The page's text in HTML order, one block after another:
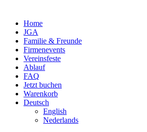
Home
JGA
Familie & Freunde
Fir­men­events
Ver­eins­feste
Ablauf
FAQ
Jetzt buchen
Warenkorb
Deutsch
English
Neder­lands